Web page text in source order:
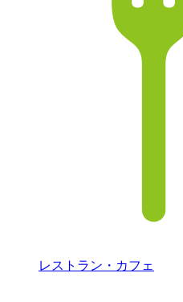
レストラン・カフェ